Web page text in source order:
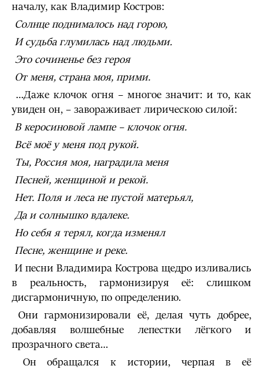
началу, как Владимир Костров:
Солнце поднималось над горою,
И судьба глумилась над людьми.
Это сочиненье без героя
От меня, страна моя, прими.
…Даже клочок огня – многое значит: и то, как
увиден он, – завораживает лирическою силой:
В керосиновой лампе – клочок огня.
Всё моё у меня под рукой.
Ты, Россия моя, наградила меня
Песней, женщиной и рекой.
Нет. Поля и леса не пустой матерьял,
Да и солнышко вдалеке.
Но себя я терял, когда изменял
Песне, женщине и реке.
И песни Владимира Кострова щедро изливались
в реальность, гармонизируя её: слишком
дисгармоничную, по определению.
Они гармонизировали её, делая чуть добрее,
добавляя волшебные лепестки лёгкого и
прозрачного света…
Он обращался к истории, черпая в её